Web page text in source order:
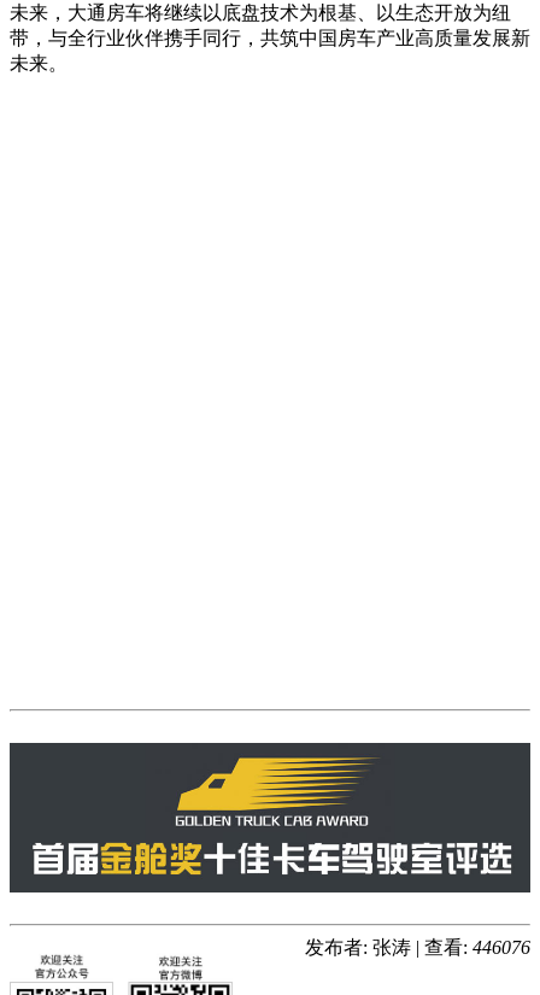
未来，大通房车将继续以底盘技术为根基、以生态开放为纽
带，与全行业伙伴携手同行，共筑中国房车产业高质量发展新
未来。
发布者: 张涛 | 查看: 446076